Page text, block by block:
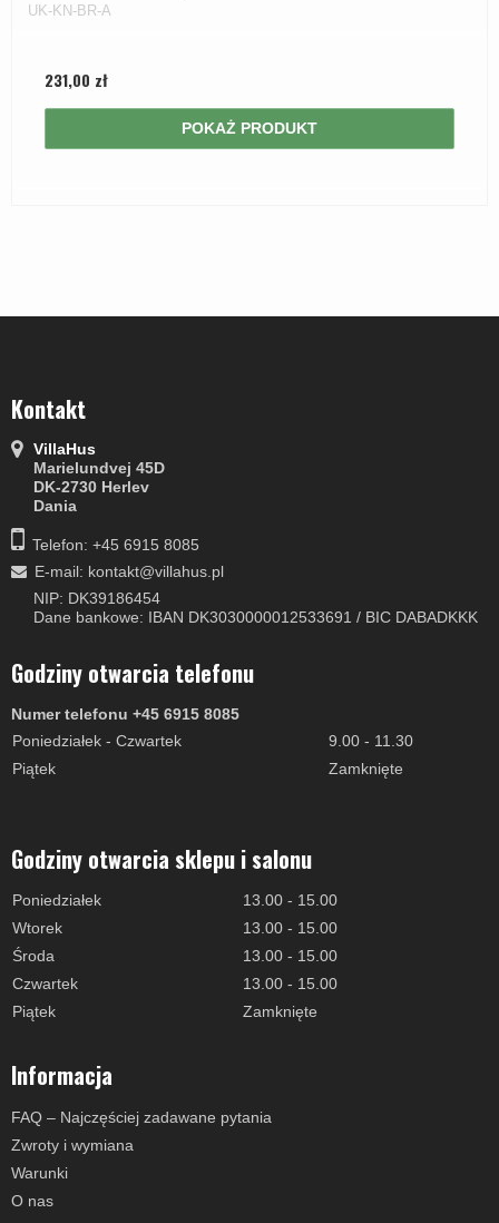
UK-KN-BR-A
231,00 zł
POKAŻ PRODUKT
Kontakt
VillaHus
Marielundvej 45D
DK-2730 Herlev
Dania
Telefon: +45 6915 8085
E-mail: kontakt@villahus.pl
NIP: DK39186454
Dane bankowe: IBAN DK3030000012533691 / BIC DABADKKK
Godziny otwarcia telefonu
Numer telefonu +45 6915 8085
Poniedziałek - Czwartek
9.00 - 11.30
Piątek
Zamknięte
Godziny otwarcia sklepu i salonu
Poniedziałek
13.00 - 15.00
Wtorek
13.00 - 15.00
Środa
13.00 - 15.00
Czwartek
13.00 - 15.00
Piątek
Zamknięte
Informacja
FAQ – Najczęściej zadawane pytania
Zwroty i wymiana
Warunki
O nas